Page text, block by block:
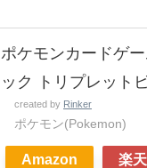
ポケモンカードゲ
ック トリプレット
created by Rinker
ポケモン(Pokemon)
Amazon 楽